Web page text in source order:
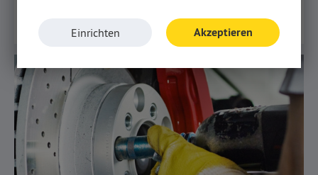
Details
Einrichten Akzeptieren